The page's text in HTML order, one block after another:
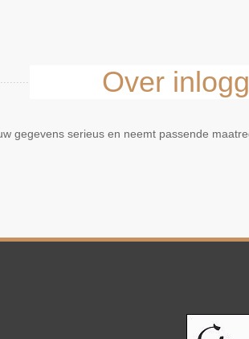
Over
gegevens serieus en neemt passende